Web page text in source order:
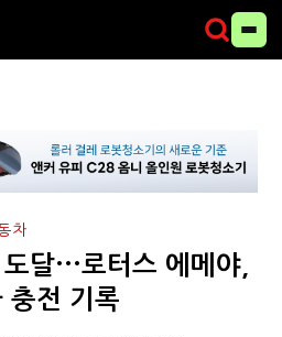
차
달···로터스 에메야,
충전 기록